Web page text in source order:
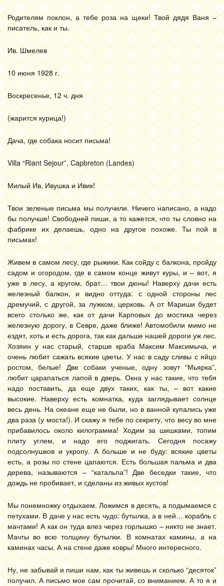
Родителям поклон, а тебе роза на щеки! Твой дядя Ваня –
писатель, как и ты.
Ив. Шмелев
10 июня 1928 г.
Воскресенье, 12 ч. дня
(жарится курица!)
Дача, где собака носит письма!
Villa “Riant Sejour”, Capbreton (Landes)
Милый Ив, Ивушка и Ивик!
Твои зеленые письма мы получили. Ничего написано, а надо
бы получше! Свободней пиши, а то кажется, что ты словно на
фабрике их делаешь, одно на другое похоже. Ты пой в
письмах!
Живем в самом лесу, где рыжики. Как сойду с балкона, пройду
садом и огородом, где в самом конце живут куры, и – вот, я
уже в лесу, а кругом, брат… твои дюны! Наверху дачи есть
железный балкон, и видно оттуда: с одной стороны лес
дремучий, с другой, за лужком, церковь. А от Мариши будет
всего столько же, как от дачи Карповых до мостика через
железную дорогу, в Севре, даже ближе! Автомобили мимо не
ездят, хоть и есть дорога, так как дальше нашей дороги уж лес.
Хозяин у нас старый, старше краба Максим Максимыча, и
очень любит сажать всякие цветы. У нас в саду сливы с яйцо
ростом, белые! Две собаки ученые, одну зовут “Мьярка”,
любит царапаться лапой в дверь. Окна у нас такие, что тебя
надо поставить, да еще двух таких, как ты, – вот какие
высокие. Наверху есть комнатка, куда заглядывает солнце
весь день. На океане еще не были, но в ванной купались уже
два раза (у моста!). И скажу я тебе по секрету, что весу во мне
прибавилось около килограмма! Ходим за шишками, топим
плиту углем, и надо его поджигать. Сегодня посажу
подсолнушков и укропу. А больше и не буду: всякие цветы
есть, а розы по стене цапаются. Есть большая пальма и два
дерева, называются – “катальпа”! Две беседки такие, что
дождь не пробивает, и сделаны из живых кустов!
Мы понемножку отдыхаем. Ложимся в десять, а подымаемся с
петухами. В даче у нас есть чудо: бутылка, а в ней… корабль с
мачтами! А как он туда влез через горлышко – никто не знает.
Мачты во всю толщину бутылки. В комнатах камины, а на
каминах часы. А на стене даже ковры! Много интересного.
Ну, не забывай и пиши нам, как ты живешь и сколько “десяток”
получил. А письмо мое сам прочитай, со вниманием. А то я и